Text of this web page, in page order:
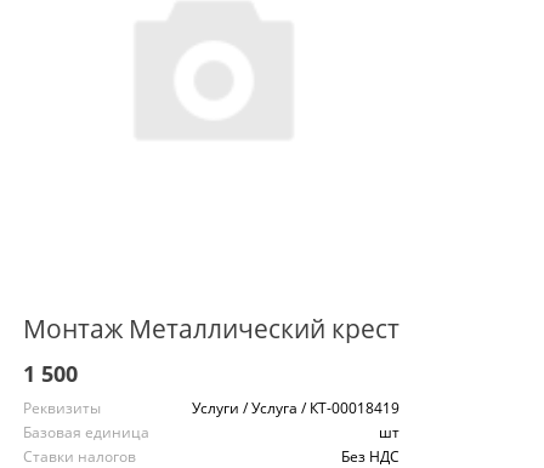
Монтаж Металлический крест
1 500
Реквизиты
Услуги / Услуга / КТ-00018419
Базовая единица
шт
Ставки налогов
Без НДС